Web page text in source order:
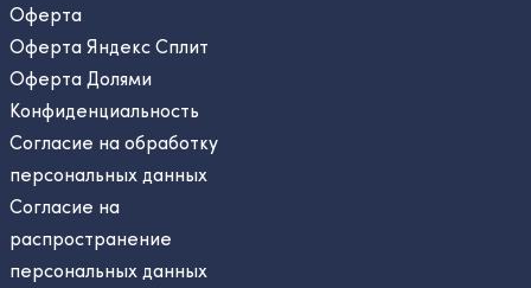
Оферта
Оферта Яндекс Сплит
Оферта Долями
Конфиденциальность
Согласие на обработку
персональных данных
Согласие на
распространение
персональных данных